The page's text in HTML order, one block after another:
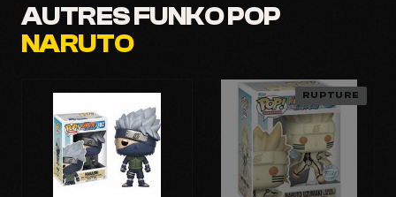
AUTRES FUNKO POP
NARUTO
RUPTURE